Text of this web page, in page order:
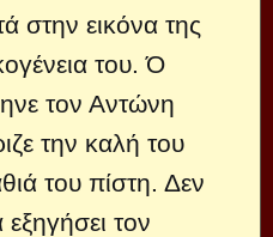
στην εικόνα της
του. Ό
τον Αντώνη
την καλή του
του πίστη. Δεν
τον